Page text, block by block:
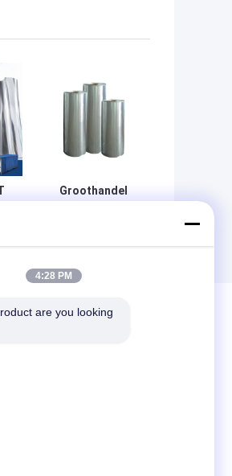
Groothandel
metaaloppervlak
Waterdicht Blow
4:28 PM
are you looking